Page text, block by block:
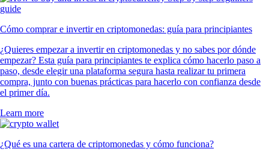
Cómo comprar e invertir en criptomonedas: guía para principiantes
¿Quieres empezar a invertir en criptomonedas y no sabes por dónde
empezar? Esta guía para principiantes te explica cómo hacerlo paso a
paso, desde elegir una plataforma segura hasta realizar tu primera
compra, junto con buenas prácticas para hacerlo con confianza desde
el primer día.
Learn more
¿Qué es una cartera de criptomonedas y cómo funciona?